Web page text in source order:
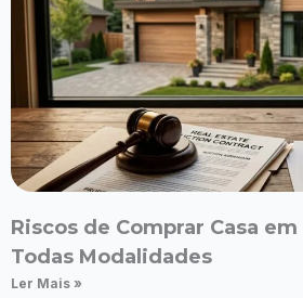
Riscos de Comprar Casa
Todas Modalidades
Ler Mais »